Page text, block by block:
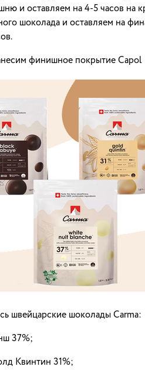
и оставляем на 4-5 часов на
шоколада и оставляем на
финишное покрытие
швейцарские шоколады Carma:
37%;
Квинтин 31%;